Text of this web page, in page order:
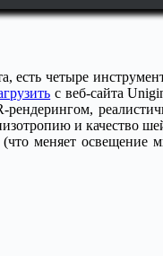
четыре
с веб-сайта
и качество
меняет освещение